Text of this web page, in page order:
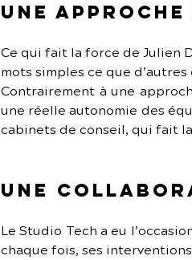
Une
Ce qui fait la force de Julien
mots simples ce que
Contrairement à une
une réelle autonomie des
cabinets de conseil, qui fait
Une
Le Studio Tech a eu
chaque fois, ses